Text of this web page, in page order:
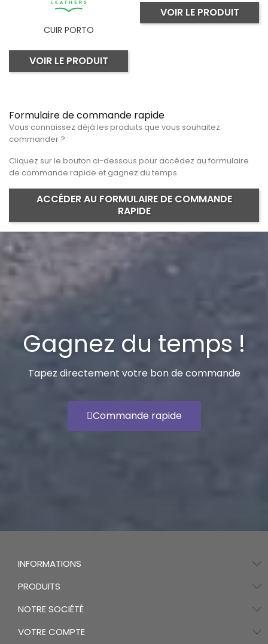
Formulaire de commande rapide
Vous connaissez déjà les produits que vous souhaitez
commander ?
Cliquez sur le bouton ci-dessous pour accédez au formulaire
de commande rapide et gagnez du temps.
ACCÉDER AU FORMULAIRE DE COMMANDE
RAPIDE
CUIR PORTO
VOIR LE PRODUIT
VOIR LE PRODUIT
Gagnez du temps !
Tapez directement votre bon de commande
Commande rapide
INFORMATIONS
PRODUITS
NOTRE SOCIÉTÉ
VOTRE COMPTE